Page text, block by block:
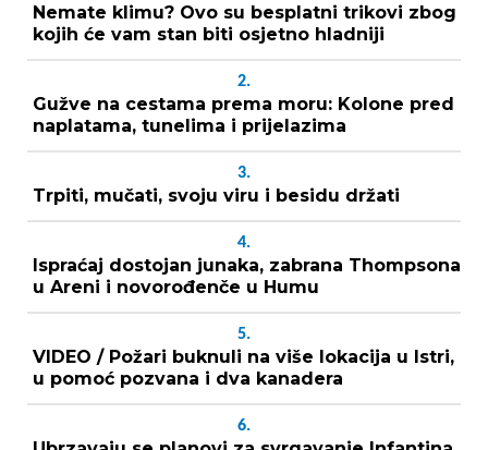
Nemate klimu? Ovo su besplatni trikovi zbog
kojih će vam stan biti osjetno hladniji
2.
Gužve na cestama prema moru: Kolone pred
naplatama, tunelima i prijelazima
3.
Trpiti, mučati, svoju viru i besidu držati
4.
Ispraćaj dostojan junaka, zabrana Thompsona
u Areni i novorođenče u Humu
5.
VIDEO / Požari buknuli na više lokacija u Istri,
u pomoć pozvana i dva kanadera
6.